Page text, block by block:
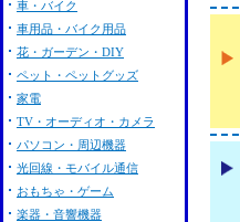
車・バイク
車用品・バイク用品
花・ガーデン・DIY
ペット・ペットグッズ
家電
TV・オーディオ・カメラ
パソコン・周辺機器
光回線・モバイル通信
おもちゃ・ゲーム
楽器・音響機器